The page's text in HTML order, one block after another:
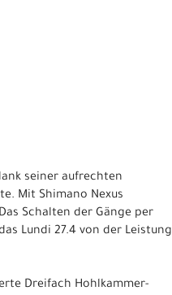
seiner aufrechten
Mit Shimano Nexus
Schalten der Gänge per
Lundi 27.4 von der Leistung
Dreifach Hohlkammer-